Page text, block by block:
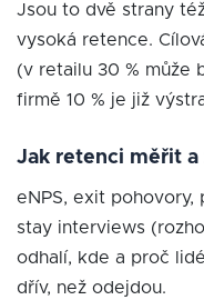
Jsou to dvě strany
vysoká retence.
(v retailu 30 % může
firmě 10 % je již
Jak retenci měřit a
eNPS, exit pohovory,
stay interviews
odhalí, kde a proč
dřív, než odejdou.